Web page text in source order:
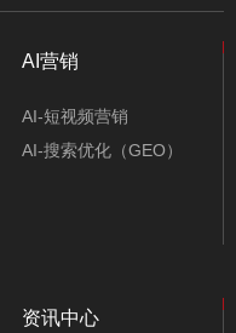
一直在努力
AI营销
AI-短视频营销
AI-搜索优化（GEO）
资讯中心